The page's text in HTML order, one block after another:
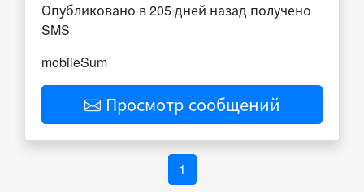
Опубликовано в 205 дней назад получено
SMS
mobileSum
Просмотр сообщений
1